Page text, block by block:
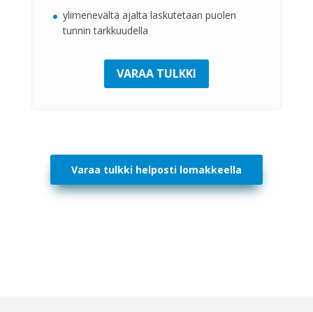
ylimenevältä ajalta laskutetaan puolen
tunnin tarkkuudella
VARAA TULKKI
Varaa tulkki helposti lomakkeella